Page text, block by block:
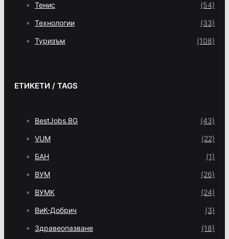
Тенис (54)
Технологии (33)
Туризъм (108)
ЕТИКЕТИ / TAGS
BestJobs.BG (43)
VUM (22)
БАН (1)
ВУМ (26)
ВУМК (24)
ВиК-Добрич (3)
Здравеопазване (18)